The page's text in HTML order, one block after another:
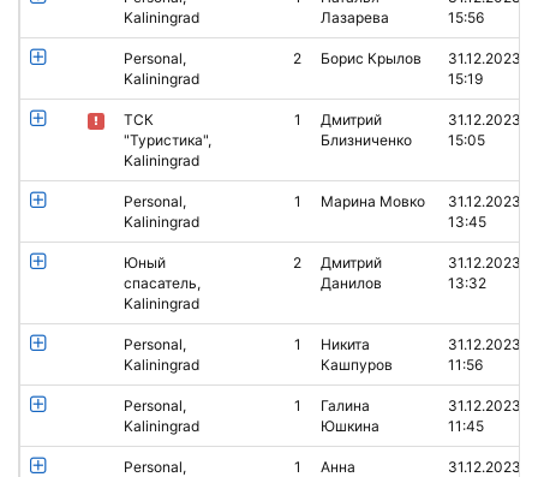
Kaliningrad
Лазарева
15:56
Personal,
Kaliningrad
2 Борис Крылов
31.12.2023
15:19
ТСК
"Туристика",
Kaliningrad
1
Дмитрий
Близниченко
31.12.2023
15:05
Personal,
Kaliningrad
1 Марина Мовко
31.12.2023
13:45
Юный
спасатель,
Kaliningrad
2
Дмитрий
Данилов
31.12.2023
13:32
Personal,
Kaliningrad
1
Никита
Кашпуров
31.12.2023
11:56
Personal,
Kaliningrad
1
Галина
Юшкина
31.12.2023
11:45
Personal,
1
Анна
31.12.2023